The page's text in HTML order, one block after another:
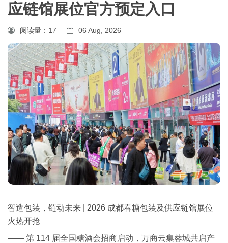
应链馆展位官方预定入口
阅读量： 17 06 Aug, 2026
智造包装，链动未来 | 2026 成都春糖包装及供应链馆展位
火热开抢
—— 第 114 届全国糖酒会招商启动，万商云集蓉城共启产